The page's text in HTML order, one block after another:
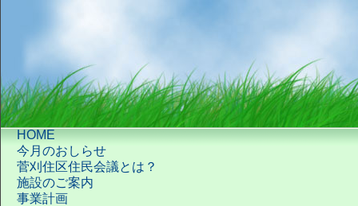
HOME
今月のおしらせ
菅刈住区住民会議とは？
施設のご案内
事業計画